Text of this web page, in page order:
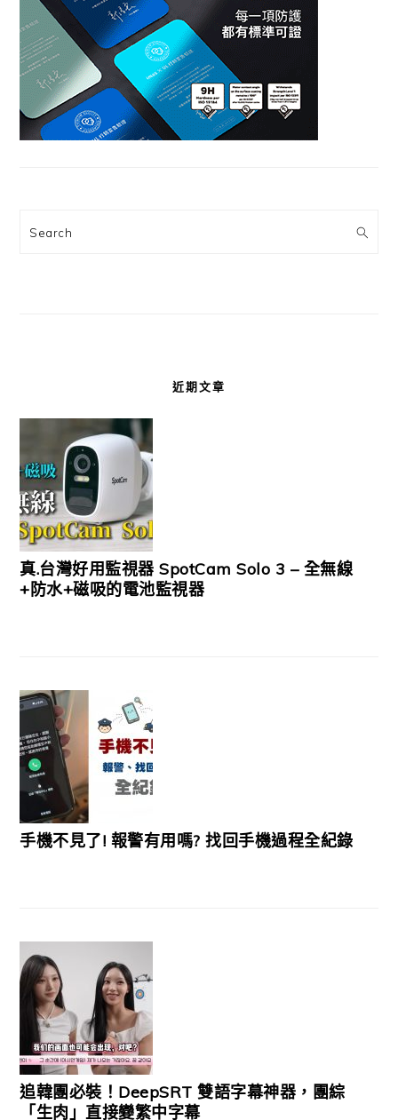
Search
近期文章
真.台灣好用監視器 SpotCam Solo 3 – 全無線
+防水+磁吸的電池監視器
手機不見了! 報警有用嗎? 找回手機過程全紀錄
追韓團必裝！DeepSRT 雙語字幕神器，團綜
「生肉」直接變繁中字幕